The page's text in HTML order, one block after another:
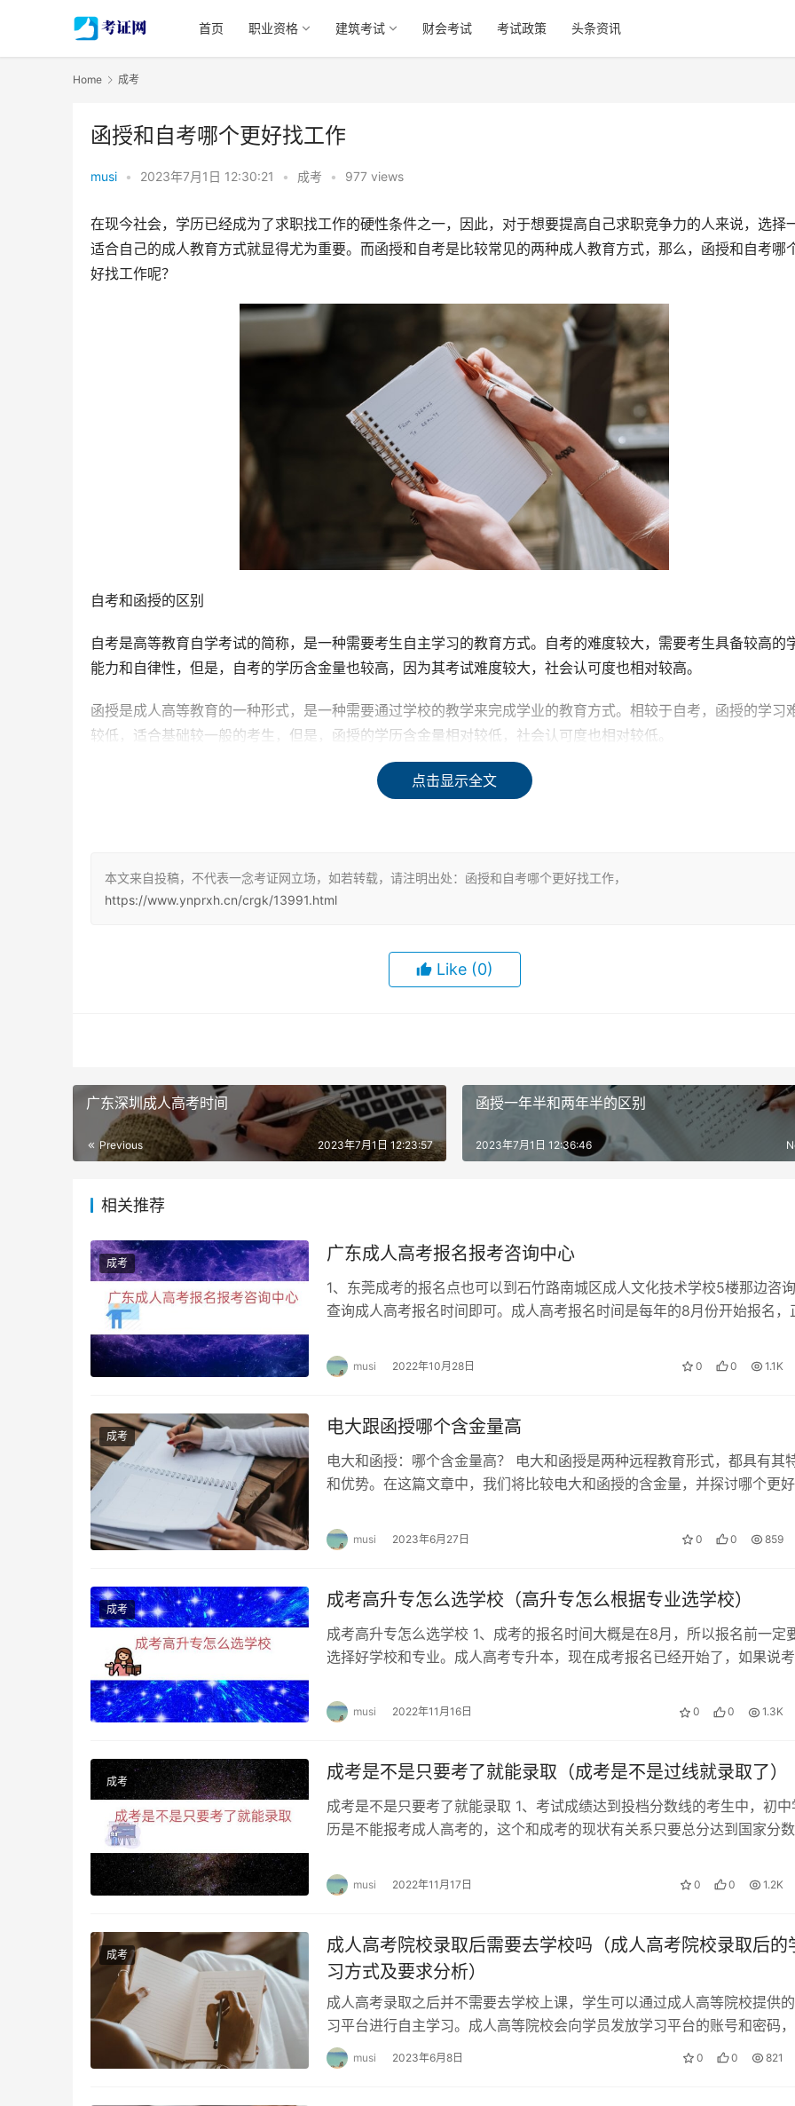
首页 职业资格 建筑考试 财会考试 考试政策 头条资讯
Home 成考
函授和自考哪个更好找工作
musi • 2023年7月1日 12:30:21 • 成考 • 977 views
在现今社会，学历已经成为了求职找工作的硬性条件之一，因此，对于想要提高自己求职竞争力的人来说，选择
适合自己的成人教育方式就显得尤为重要。而函授和自考是比较常见的两种成人教育方式，那么，函授和自考哪
好找工作呢？
自考和函授的区别
自考是高等教育自学考试的简称，是一种需要考生自主学习的教育方式。自考的难度较大，需要考生具备较高的
能力和自律性，但是，自考的学历含金量也较高，因为其考试难度较大，社会认可度也相对较高。
函授是成人高等教育的一种形式，是一种需要通过学校的教学来完成学业的教育方式。相较于自考，函授的学习
较低，适合基础较一般的考生，但是，函授的学历含金量相对较低，社会认可度也相对较低。
1. 学历含金量高：自考的学历含金量高，因为其考试难度较大，社会认可度也相对较高。
2. 对升职有帮助：自考的社会认可度较高，拥有自考学历的在职人员有更强的心理素质、思维能力，对升职有帮
2. 学习时间长：自考需要考生自主学习，学习时间相对较长。
函授的优点：
函授的缺点：
1. 学历含金量相对较低：函授的学历含金量相对较低，社会认可度也相对较低。
2. 对升职帮助较函授的社会认可度较低，对升职帮助较小。
函授和自考都是成人教育的一种形式，学历含金量都可以在求职找工作时发挥效力。相对而言，自考的学历含金量
高，由于其考试难度更大，因此社会认可度也较高。但是，自考需要考生具备较高的学习能力和自律性，学习时
对较长。函授的学历含金量相对较低，但是学习难度相对较低，适合工作繁忙基础一般的考生，学习时间相对较短
点击显示全文
本文来自投稿，不代表一念考证网立场，如若转载，请注明出处：函授和自考哪个更好找工作，
https://www.ynprxh.cn/crgk/13991.html
Like (0)
广东深圳成人高考时间
Previous 2023年7月1日 12:23:57
函授一年半和两年半的区别
2023年7月1日 12:36:46
相关推荐
成考 广东成人高考报名报考咨询中心
1、东莞成考的报名点也可以到石竹路南城区成人文化技术学校5楼那边咨询
查询成人高考报名时间即可。成人高考报名时间是每年的8月份开始报名，
musi 2022年10月28日 0 0 1.1K
成考 电大跟函授哪个含金量高
电大和函授：哪个含金量高？ 电大和函授是两种远程教育形式，都具有其
和优势。在这篇文章中，我们将比较电大和函授的含金量，并探讨哪个更好
musi 2023年6月27日 0 0 859
成考 成考高升专怎么选学校（高升专怎么根据专业选学校）
成考高升专怎么选学校 1、成考的报名时间大概是在8月，所以报名前一定
选择好学校和专业。成人高考专升本，现在成考报名已经开始了，如果说考
musi 2022年11月16日 0 0 1.3K
成考 成考是不是只要考了就能录取（成考是不是过线就录取了）
成考是不是只要考了就能录取 1、考试成绩达到投档分数线的考生中，初中
历是不能报考成人高考的，这个和成考的现状有关系只要总分达到国家分数
musi 2022年11月17日 0 0 1.2K
成考
成人高考院校录取后需要去学校吗（成人高考院校录取后的
习方式及要求分析）
成人高考录取之后并不需要去学校上课，学生可以通过成人高等院校提供
习平台进行自主学习。成人高等院校会向学员发放学习平台的账号和密码，
员可以通过这个账号和密码登录学习平台进行学习…
musi 2023年6月8日 0 0 821